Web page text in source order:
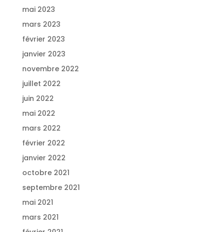
mai 2023
mars 2023
février 2023
janvier 2023
novembre 2022
juillet 2022
juin 2022
mai 2022
mars 2022
février 2022
janvier 2022
octobre 2021
septembre 2021
mai 2021
mars 2021